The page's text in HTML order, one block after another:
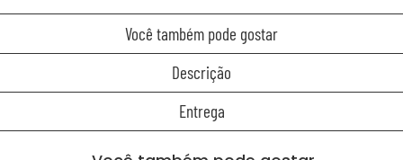
Você também pode gostar
Descrição
Entrega